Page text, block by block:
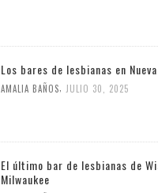
Los bares de lesbianas en
AMALIA BAÑOS JULIO 30, 2025
El último bar de lesbianas de
Milwaukee